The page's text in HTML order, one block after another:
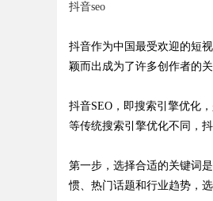
抖音seo
抖音作为中国最受欢迎的短
颖而出成为了许多创作者的
抖音SEO，即搜索引擎优化
等传统搜索引擎优化不同，
第一步，选择合适的关键词
惯、热门话题和行业趋势，